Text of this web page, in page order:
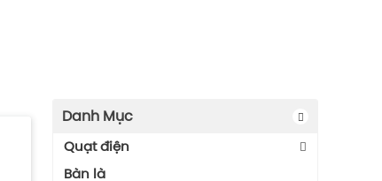
Danh Mục
Quạt điện
Quạt Điều Hòa
Bàn là